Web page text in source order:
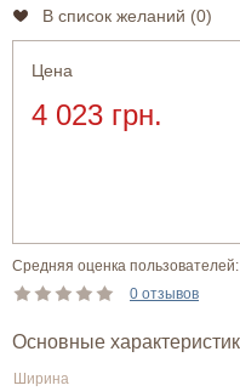
В список желаний (0)
Цена
4 023 грн.
Средняя оценка пользователей:
0 отзывов
Основные
Ширина